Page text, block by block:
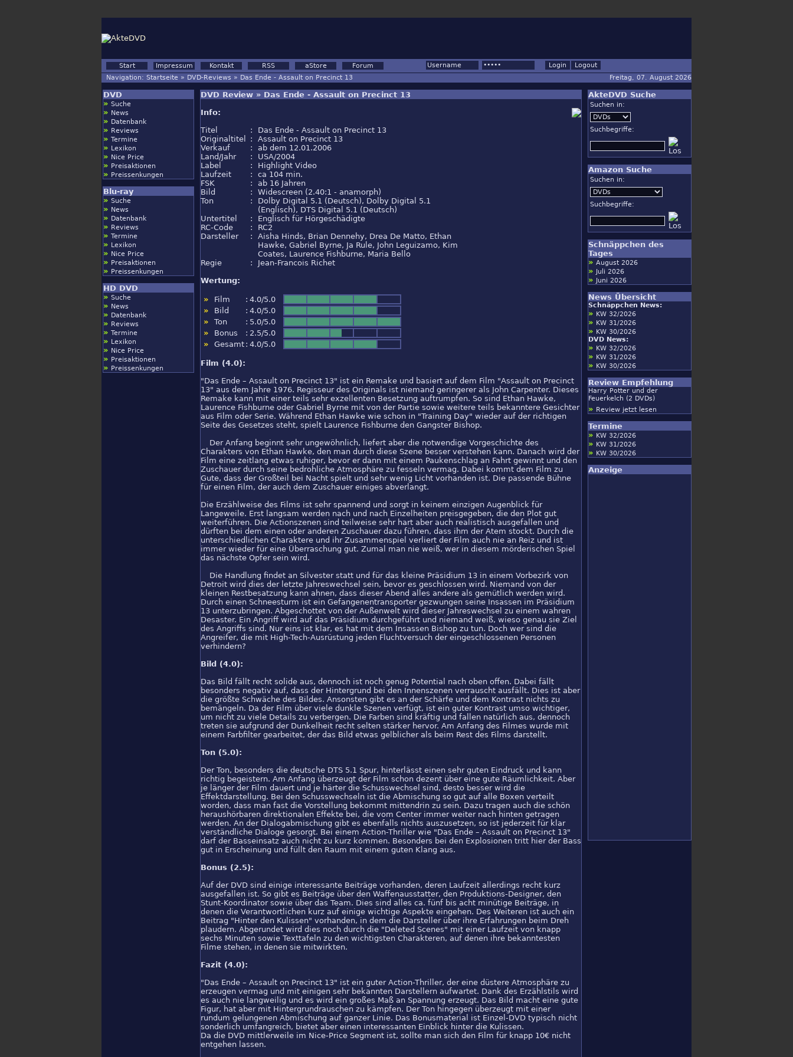
Start Impressum Kontakt RSS aStore
Forum
Navigation: Startseite » DVD-Reviews » Das Ende - Assault on Precinct 13 Freitag, 07. August 2026
DVD
» Suche
» News
» Datenbank
» Reviews
» Termine
» Lexikon
» Nice Price
» Preisaktionen
» Preissenkungen
Blu-ray
» Suche
» News
» Datenbank
» Reviews
» Termine
» Lexikon
» Nice Price
» Preisaktionen
» Preissenkungen
HD DVD
» Suche
» News
» Datenbank
» Reviews
» Termine
» Lexikon
» Nice Price
» Preisaktionen
» Preissenkungen
DVD Review » Das Ende - Assault on Precinct 13
Info:
Titel
:
Das Ende - Assault on Precinct 13
Originaltitel
:
Assault on Precinct 13
Verkauf
:
ab dem 12.01.2006
Land/Jahr
:
USA/2004
Label
:
Highlight Video
Laufzeit
:
ca 104 min.
FSK
:
ab 16 Jahren
Bild
:
Widescreen (2.40:1 - anamorph)
Ton
:
Dolby Digital 5.1 (Deutsch), Dolby Digital 5.1
(Englisch), DTS Digital 5.1 (Deutsch)
Untertitel
:
Englisch für Hörgeschädigte
RC-Code
:
RC2
Darsteller
:
Aisha Hinds, Brian Dennehy, Drea De Matto, Ethan
Hawke, Gabriel Byrne, Ja Rule, John Leguizamo, Kim
Coates, Laurence Fishburne, Maria Bello
Regie
:
Jean-Francois Richet
Wertung:
» Film : 4.0/5.0
»
Bild : 4.0/5.0
»
Ton : 5.0/5.0
»
Bonus : 2.5/5.0
»
Gesamt : 4.0/5.0
Film (4.0):
"Das Ende – Assault on Precinct 13" ist ein Remake und basiert auf dem Film "Assault on Precinct
13" aus dem Jahre 1976. Regisseur des Originals ist niemand geringerer als John Carpenter. Dieses
Remake kann mit einer teils sehr exzellenten Besetzung auftrumpfen. So sind Ethan Hawke,
Laurence Fishburne oder Gabriel Byrne mit von der Partie sowie weitere teils bekanntere Gesichter
aus Film oder Serie. Während Ethan Hawke wie schon in "Training Day" wieder auf der richtigen
Seite des Gesetzes steht, spielt Laurence Fishburne den Gangster Bishop.
Der Anfang beginnt sehr ungewöhnlich, liefert aber die notwendige Vorgeschichte des
Charakters von Ethan Hawke, den man durch diese Szene besser verstehen kann. Danach wird der
Film eine zeitlang etwas ruhiger, bevor er dann mit einem Paukenschlag an Fahrt gewinnt und den
Zuschauer durch seine bedrohliche Atmosphäre zu fesseln vermag. Dabei kommt dem Film zu
Gute, dass der Großteil bei Nacht spielt und sehr wenig Licht vorhanden ist. Die passende Bühne
für einen Film, der auch dem Zuschauer einiges abverlangt.
Die Erzählweise des Films ist sehr spannend und sorgt in keinem einzigen Augenblick für
Langeweile. Erst langsam werden nach und nach Einzelheiten preisgegeben, die den Plot gut
weiterführen. Die Actionszenen sind teilweise sehr hart aber auch realistisch ausgefallen und
dürften bei dem einen oder anderen Zuschauer dazu führen, dass ihm der Atem stockt. Durch die
unterschiedlichen Charaktere und ihr Zusammenspiel verliert der Film auch nie an Reiz und ist
immer wieder für eine Überraschung gut. Zumal man nie weiß, wer in diesem mörderischen Spiel
das nächste Opfer sein wird.
Die Handlung findet an Silvester statt und für das kleine Präsidium 13 in einem Vorbezirk von
Detroit wird dies der letzte Jahreswechsel sein, bevor es geschlossen wird. Niemand von der
kleinen Restbesatzung kann ahnen, dass dieser Abend alles andere als gemütlich werden wird.
Durch einen Schneesturm ist ein Gefangenentransporter gezwungen seine Insassen im Präsidium
13 unterzubringen. Abgeschottet von der Außenwelt wird dieser Jahreswechsel zu einem wahren
Desaster. Ein Angriff wird auf das Präsidium durchgeführt und niemand weiß, wieso genau sie Ziel
des Angriffs sind. Nur eins ist klar, es hat mit dem Insassen Bishop zu tun. Doch wer sind die
Angreifer, die mit High-Tech-Ausrüstung jeden Fluchtversuch der eingeschlossenen Personen
verhindern?
Bild (4.0):
Das Bild fällt recht solide aus, dennoch ist noch genug Potential nach oben offen. Dabei fällt
besonders negativ auf, dass der Hintergrund bei den Innenszenen verrauscht ausfällt. Dies ist aber
die größte Schwäche des Bildes. Ansonsten gibt es an der Schärfe und dem Kontrast nichts zu
bemängeln. Da der Film über viele dunkle Szenen verfügt, ist ein guter Kontrast umso wichtiger,
um nicht zu viele Details zu verbergen. Die Farben sind kräftig und fallen natürlich aus, dennoch
treten sie aufgrund der Dunkelheit recht selten stärker hervor. Am Anfang des Filmes wurde mit
einem Farbfilter gearbeitet, der das Bild etwas gelblicher als beim Rest des Films darstellt.
Ton (5.0):
Der Ton, besonders die deutsche DTS 5.1 Spur, hinterlässt einen sehr guten Eindruck und kann
richtig begeistern. Am Anfang überzeugt der Film schon dezent über eine gute Räumlichkeit. Aber
je länger der Film dauert und je härter die Schusswechsel sind, desto besser wird die
Effektdarstellung. Bei den Schusswechseln ist die Abmischung so gut auf alle Boxen verteilt
worden, dass man fast die Vorstellung bekommt mittendrin zu sein. Dazu tragen auch die schön
heraushörbaren direktionalen Effekte bei, die vom Center immer weiter nach hinten getragen
werden. An der Dialogabmischung gibt es ebenfalls nichts auszusetzen, so ist jederzeit für klar
verständliche Dialoge gesorgt. Bei einem Action-Thriller wie "Das Ende – Assault on Precinct 13"
darf der Basseinsatz auch nicht zu kurz kommen. Besonders bei den Explosionen tritt hier der Bass
gut in Erscheinung und füllt den Raum mit einem guten Klang aus.
Bonus (2.5):
Auf der DVD sind einige interessante Beiträge vorhanden, deren Laufzeit allerdings recht kurz
ausgefallen ist. So gibt es Beiträge über den Waffenausstatter, den Produktions-Designer, den
Stunt-Koordinator sowie über das Team. Dies sind alles ca. fünf bis acht minütige Beiträge, in
denen die Verantwortlichen kurz auf einige wichtige Aspekte eingehen. Des Weiteren ist auch ein
Beitrag "Hinter den Kulissen" vorhanden, in dem die Darsteller über ihre Erfahrungen beim Dreh
plaudern. Abgerundet wird dies noch durch die "Deleted Scenes" mit einer Laufzeit von knapp
sechs Minuten sowie Texttafeln zu den wichtigsten Charakteren, auf denen ihre bekanntesten
Filme stehen, in denen sie mitwirkten.
Fazit (4.0):
"Das Ende – Assault on Precinct 13" ist ein guter Action-Thriller, der eine düstere Atmosphäre zu
erzeugen vermag und mit einigen sehr bekannten Darstellern aufwartet. Dank des Erzählstils wird
es auch nie langweilig und es wird ein großes Maß an Spannung erzeugt. Das Bild macht eine gute
Figur, hat aber mit Hintergrundrauschen zu kämpfen. Der Ton hingegen überzeugt mit einer
rundum gelungenen Abmischung auf ganzer Linie. Das Bonusmaterial ist Einzel-DVD typisch nicht
sonderlich umfangreich, bietet aber einen interessanten Einblick hinter die Kulissen.
Da die DVD mittlerweile im Nice-Price Segment ist, sollte man sich den Film für knapp 10€ nicht
entgehen lassen.
AkteDVD Suche
Suchen in:
Suchbegriffe:
Amazon Suche
Suchen in:
Suchbegriffe:
Schnäppchen des
Tages
» August 2026
» Juli 2026
» Juni 2026
News Übersicht
Schnäppchen News:
» KW 32/2026
» KW 31/2026
» KW 30/2026
DVD News:
» KW 32/2026
» KW 31/2026
» KW 30/2026
Review Empfehlung
Harry Potter und der
Feuerkelch (2 DVDs)
» Review jetzt lesen
Termine
» KW 32/2026
» KW 31/2026
» KW 30/2026
Anzeige